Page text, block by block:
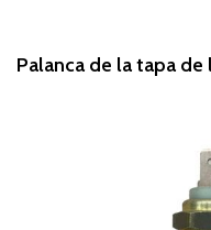
Leer
Palanca de la tapa